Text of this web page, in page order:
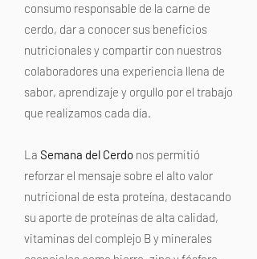
consumo responsable de la carne de
cerdo, dar a conocer sus beneficios
nutricionales y compartir con nuestros
colaboradores una experiencia llena de
sabor, aprendizaje y orgullo por el trabajo
que realizamos cada día.
La Semana del Cerdo nos permitió
reforzar el mensaje sobre el alto valor
nutricional de esta proteína, destacando
su aporte de proteínas de alta calidad,
vitaminas del complejo B y minerales